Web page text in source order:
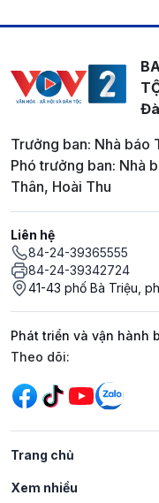
Trưởng ban: Nhà báo
Phó trưởng ban: Nhà
Thân, Hoài Thu
Liên hệ
84-24-39365555
84-24-39342724
41-43 phố Bà Triệu,
Phát triển và vận hành
Mạng xã hội
Theo dõi:
Trang chủ
Xem nhiều